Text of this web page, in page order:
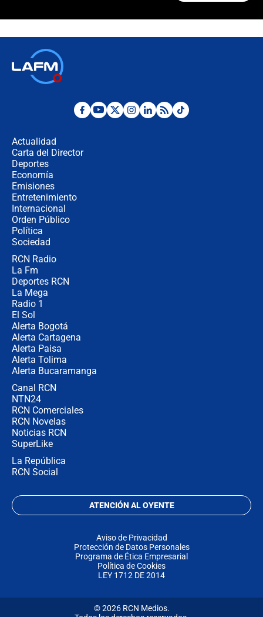
Posesión de Abelardo De La Espriella
Actualidad
Carta del Director
Deportes
Economía
Emisiones
Entretenimiento
Internacional
Orden Público
Política
Sociedad
RCN Radio
La Fm
Deportes RCN
La Mega
Radio 1
El Sol
Alerta Bogotá
Alerta Cartagena
Alerta Paisa
Alerta Tolima
Alerta Bucaramanga
Canal RCN
NTN24
RCN Comerciales
RCN Novelas
Noticias RCN
SuperLike
La República
RCN Social
ATENCIÓN AL OYENTE
Aviso de Privacidad
Protección de Datos Personales
Programa de Ética Empresarial
Política de Cookies
LEY 1712 DE 2014
© 2026 RCN Medios.